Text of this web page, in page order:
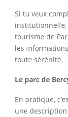
Si tu veux
institutionnelle,
tourisme de
les
toute sérénité.
Le parc de
En pratique,
une